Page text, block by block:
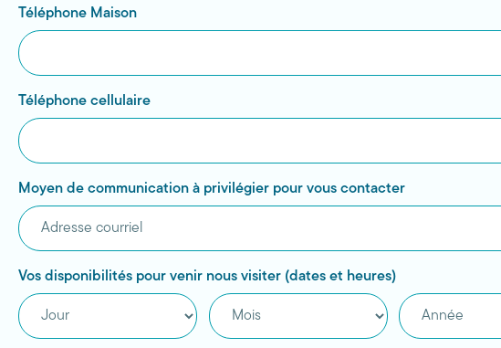
Téléphone Maison
Téléphone cellulaire
Moyen de communication à privilégier pour vous contacter
Vos disponibilités pour venir nous visiter (dates et heures)
Jour Mois Année